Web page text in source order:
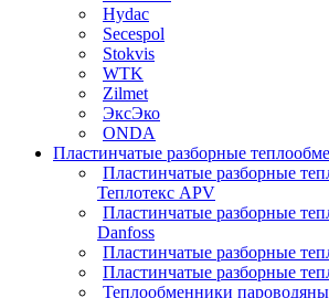
Hydac
Secespol
Stokvis
WTK
Zilmet
ЭксЭко
ONDA
Пластинчатые разборные
Пластинчатые разборные
Теплотекс APV
Пластинчатые разборные
Danfoss
Пластинчатые разборные
Пластинчатые разборные
Теплообменники